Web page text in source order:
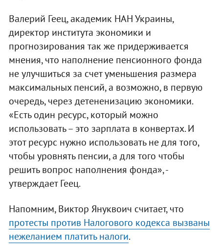
Валерий Геец, академик НАН Украины,
директор института экономики и
прогнозирования так же придерживается
мнения, что наполнение пенсионного фонда
не улучшиться за счет уменьшения размера
максимальных пенсий, а возможно, в первую
очередь, через детененизацию экономики.
«Есть один ресурс, который можно
использовать – это зарплата в конвертах. И
этот ресурс нужно использовать не для того,
чтобы уровнять пенсии, а для того чтобы
решить вопрос наполнения фонда», -
утверждает Геец.
Напомним, Виктор Януквоич считает, что
протесты против Налогового кодекса вызваны
нежеланием платить налоги.